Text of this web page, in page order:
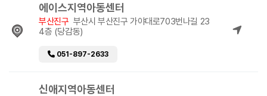
에이스지역아동센터
부산진구 부산시 부산진구 가야대로703번나길 23
4층 (당감동)
051-897-2633
신애지역아동센터